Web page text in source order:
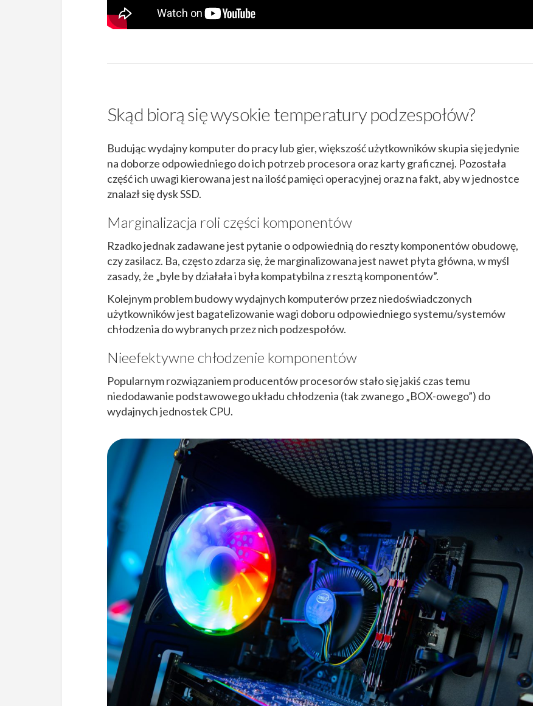
Skąd biorą się wysokie temperatury podzespołów?
Budując wydajny komputer do pracy lub gier, większość użytkowników skupia się jedynie
na doborze odpowiedniego do ich potrzeb procesora oraz karty graficznej. Pozostała
część ich uwagi kierowana jest na ilość pamięci operacyjnej oraz na fakt, aby w jednostce
znalazł się dysk SSD.
Marginalizacja roli części komponentów
Rzadko jednak zadawane jest pytanie o odpowiednią do reszty komponentów obudowę,
czy zasilacz. Ba, często zdarza się, że marginalizowana jest nawet płyta główna, w myśl
zasady, że „byle by działała i była kompatybilna z resztą komponentów”.
Kolejnym problem budowy wydajnych komputerów przez niedoświadczonych
użytkowników jest bagatelizowanie wagi doboru odpowiedniego systemu/systemów
chłodzenia do wybranych przez nich podzespołów.
Nieefektywne chłodzenie komponentów
Popularnym rozwiązaniem producentów procesorów stało się jakiś czas temu
niedodawanie podstawowego układu chłodzenia (tak zwanego „BOX-owego”) do
wydajnych jednostek CPU.